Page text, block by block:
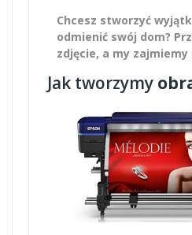
Chcesz stworzyć
odmienić swój dom?
zdjęcie, a my zajmiemy
Jak tworzymy